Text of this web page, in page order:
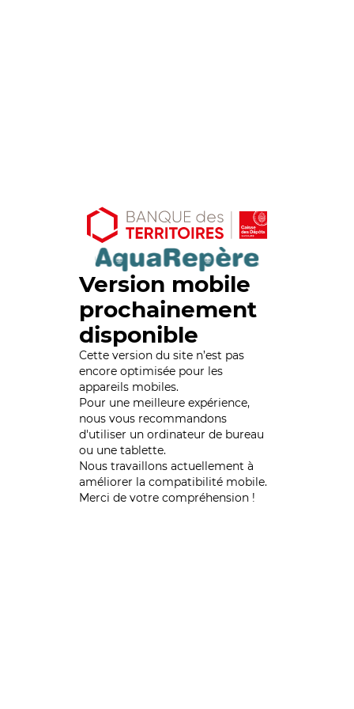
Version mobile
prochainement
disponible
Cette version du site n’est pas
encore optimisée pour les
appareils mobiles.
Pour une meilleure expérience,
nous vous recommandons
d'utiliser un ordinateur de bureau
ou une tablette.
Nous travaillons actuellement à
améliorer la compatibilité mobile.
Merci de votre compréhension !